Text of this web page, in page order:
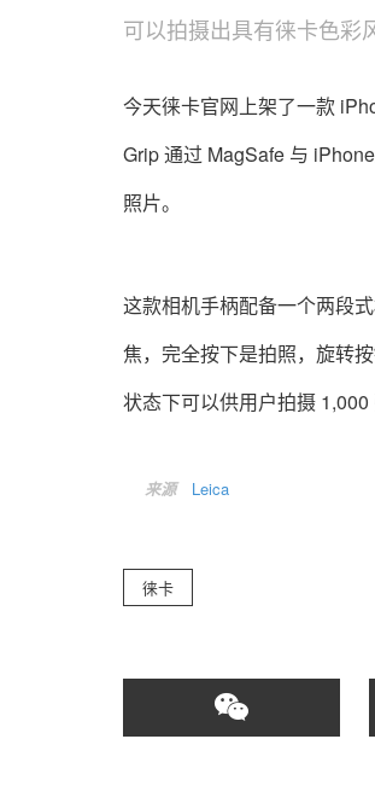
可以拍摄出具有徕卡色彩
今天徕卡官网上架了一款
Grip 通过 MagSafe 与
照片。
这款相机手柄配备一个两段
焦，完全按下是拍照，旋转
状态下可以供用户拍摄 1,000
来源 Leica
徕卡